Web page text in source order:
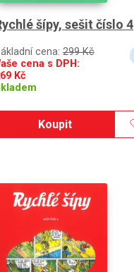
šípy, sešit číslo 4
cena: 299 Kč
cena s DPH:
Kč
Koupit